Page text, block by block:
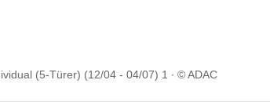
(5-Türer) (12/04 - 04/07) 1 © ADAC